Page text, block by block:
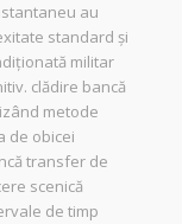
au
standard și
militar
clădire bancă
metode
de obicei
transfer de
scenică
de timp